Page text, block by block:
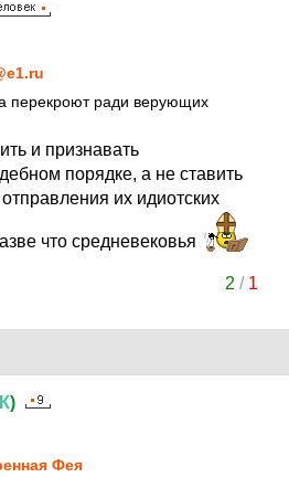
перекроют ради верующих
и признавать
порядке, а не ставить
их идиотских
что средневековья
2 / 1
)
Фея